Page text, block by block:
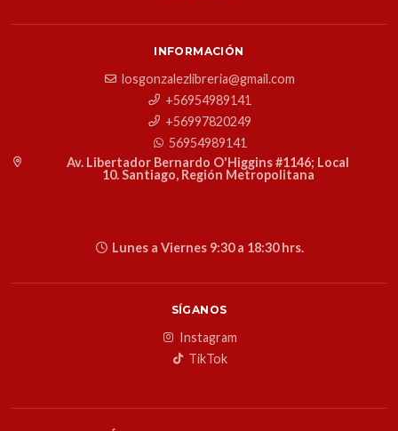
INFORMACIÓN
losgonzalezlibreria@gmail.com
+56954989141
+56997820249
56954989141
Av. Libertador Bernardo O'Higgins #1146; Local
10. Santiago, Región Metropolitana
Lunes a Viernes 9:30 a 18:30 hrs.
SÍGANOS
Instagram
TikTok